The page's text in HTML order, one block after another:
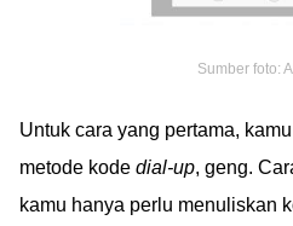
Sumber foto:
Untuk cara yang pertama,
metode kode dial-up, geng.
kamu hanya perlu menuliskan